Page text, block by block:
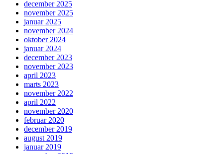
december 2025
november 2025
januar 2025
november 2024
oktober 2024
januar 2024
december 2023
november 2023
april 2023
marts 2023
november 2022
april 2022
november 2020
februar 2020
december 2019
august 2019
januar 2019